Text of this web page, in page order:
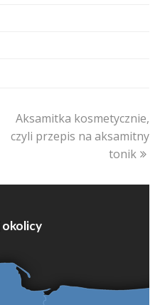
next
post:
Aksamitka kosmetycznie,
czyli przepis na aksamitny
tonik